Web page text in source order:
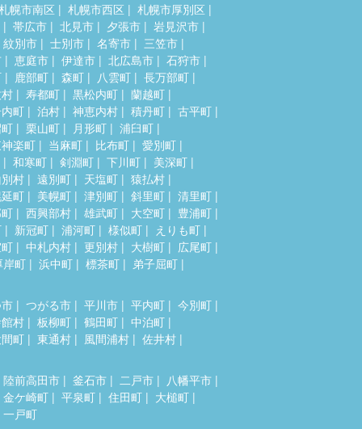
幌市南区 札幌市西区
札幌市厚別区
帯広市
北見市 夕張市
岩見沢市
紋別市
士別市 名寄市
三笠市
恵庭市 伊達市 北広島市
石狩市
鹿部町 森町 八雲町
長万部町
寿都町 黒松内町
蘭越町
町
泊村 神恵内村 積丹町
古平町
栗山町 月形町
浦臼町
楽町
当麻町 比布町
愛別町
和寒町
剣淵町 下川町
美深町
村
遠別町 天塩町
猿払村
町
美幌町 津別町 斜里町
清里町
西興部村 雄武町 大空町
豊浦町
新冠町 浦河町 様似町
えりも町
中札内村 更別村 大樹町
広尾町
岸町
浜中町 標茶町 弟子屈町
つがる市 平川市 平内町
今別町
村
板柳町 鶴田町
中泊町
町
東通村 風間浦村 佐井村
陸前高田市 釜石市 二戸市
八幡平市
金ケ崎町
平泉町 住田町
大槌町
一戸町